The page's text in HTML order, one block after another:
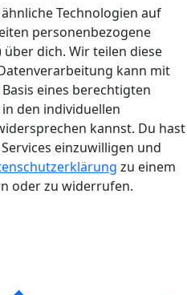
Technologien auf
personenbezogene
über dich. Wir teilen diese
kann mit
eines berechtigten
den individuellen
kannst. Du hast
einzuwilligen und
zu einem
oder zu widerrufen.